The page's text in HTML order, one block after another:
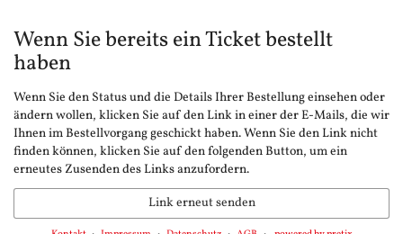
Wenn Sie bereits ein Ticket bestellt
haben
Wenn Sie den Status und die Details Ihrer Bestellung einsehen oder
ändern wollen, klicken Sie auf den Link in einer der E-Mails, die wir
Ihnen im Bestellvorgang geschickt haben. Wenn Sie den Link nicht
finden können, klicken Sie auf den folgenden Button, um ein
erneutes Zusenden des Links anzufordern.
Link erneut senden